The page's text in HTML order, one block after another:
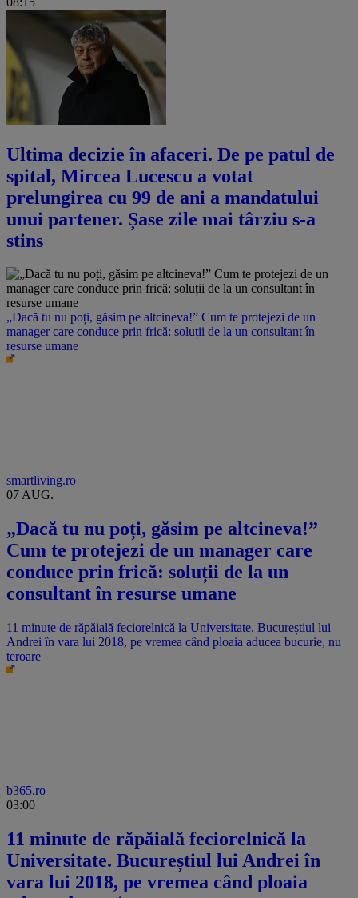
Ultima decizie în afaceri. De pe patul de
spital, Mircea Lucescu a votat
prelungirea cu 99 de ani a mandatului
unui partener. Șase zile mai târziu s-a
stins
„Dacă tu nu poți, găsim pe altcineva!” Cum te protejezi de un
manager care conduce prin frică: soluții de la un consultant în
resurse umane
smartliving.ro
07 AUG.
„Dacă tu nu poți, găsim pe altcineva!”
Cum te protejezi de un manager care
conduce prin frică: soluții de la un
consultant în resurse umane
11 minute de răpăială feciorelnică la Universitate. Bucureștiul lui
Andrei în vara lui 2018, pe vremea când ploaia aducea bucurie, nu
teroare
b365.ro
03:00
11 minute de răpăială feciorelnică la
Universitate. Bucureștiul lui Andrei în
vara lui 2018, pe vremea când ploaia